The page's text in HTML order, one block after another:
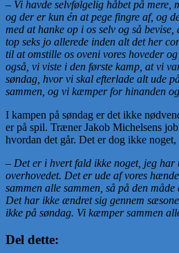
– Vi havde selvfølgelig håbet på mere,
og der er kun én at pege fingre af, og
med at hanke op i os selv og så
top seks jo allerede inden alt det her
til at omstille os oveni vores hoveder
også, vi viste i den første kamp, at vi
søndag, hvor vi skal efterlade alt ude
sammen, og vi kæmper for hinanden
I kampen på søndag er det ikke
er på spil. Træner Jakob Michelsens
hvordan det går. Det er dog ikke
– Det er i hvert fald ikke noget, jeg
overhovedet. Det er ude af vores
sammen alle sammen, så på den
Det har ikke ændret sig gennem
ikke på søndag. Vi kæmper sammen
Del dette: